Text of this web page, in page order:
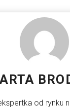
od rynku